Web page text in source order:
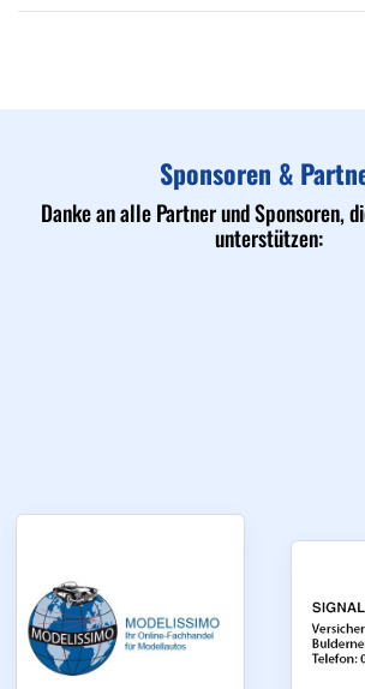
Sponsoren &
Danke an alle Partner und Sponsoren,
unterstützen: